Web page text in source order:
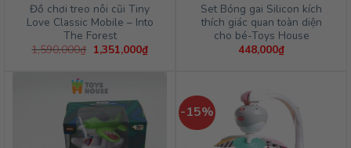
Đồ chơi treo nôi cũi Tiny
Love Classic Mobile – Into
The Forest
1,590,000₫ Giá
gốc
1,590,000₫.
1,351,000₫Giá
hiện
Set Bóng gai Silicon kích
thích giác quan toàn diện
cho bé-Toys House
448,000₫
-15%